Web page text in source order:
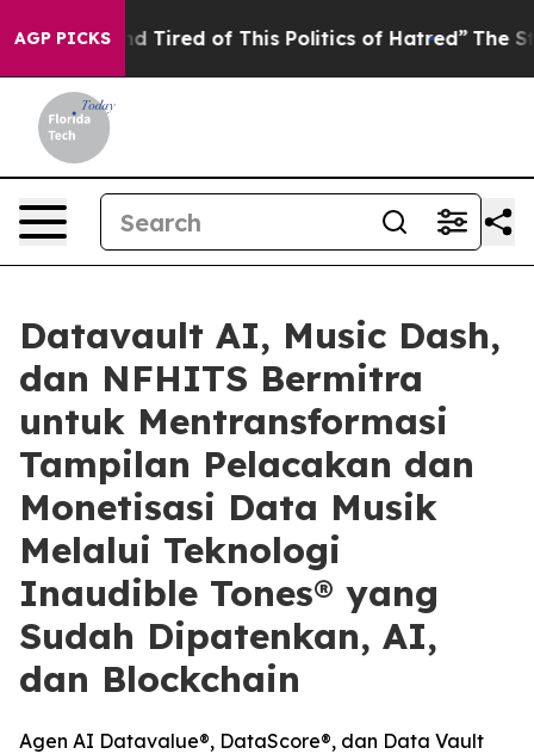
AGP PICKS
and Tired of This Politics of Hatred” The Story
Datavault AI, Music Dash,
dan NFHITS Bermitra
untuk Mentransformasi
Tampilan Pelacakan dan
Monetisasi Data Musik
Melalui Teknologi
Inaudible Tones® yang
Sudah Dipatenkan, AI,
dan Blockchain
Agen AI Datavalue®, DataScore®, dan Data Vault